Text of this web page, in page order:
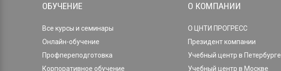
ОБУЧЕНИЕ
Все курсы и семинары
Онлайн-обучение
Профпереподготовка
Корпоративное обучение
О КОМПАНИИ
О ЦНТИ ПРОГРЕСС
Президент компании
Учебный центр в Петербурге
Учебный центр в Москве